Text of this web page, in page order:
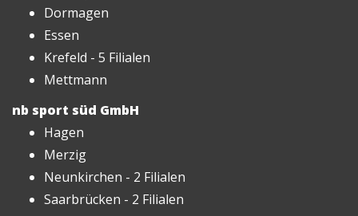
Dormagen
Essen
Krefeld - 5 Filialen
Mettmann
nb sport süd GmbH
Hagen
Merzig
Neunkirchen - 2 Filialen
Saarbrücken - 2 Filialen